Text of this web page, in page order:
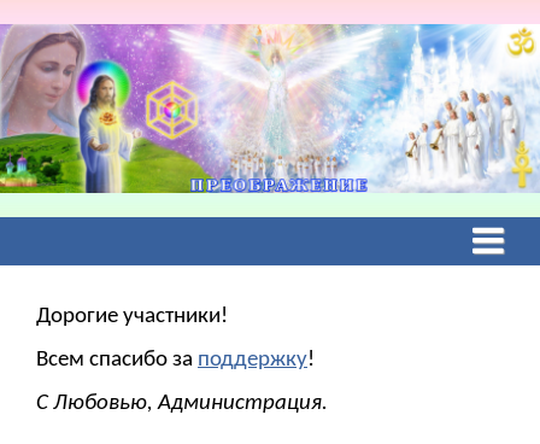
Дорогие участники!
Всем спасибо за поддержку!
С Любовью, Администрация.